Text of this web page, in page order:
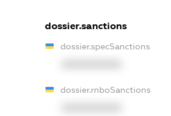
dossier.sanctions
dossier.specSanctions
dossier.rnboSanctions